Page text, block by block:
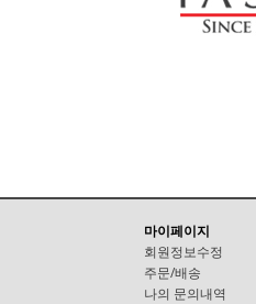
마이페이지
회원정보수정
주문/배송
나의 문의내역